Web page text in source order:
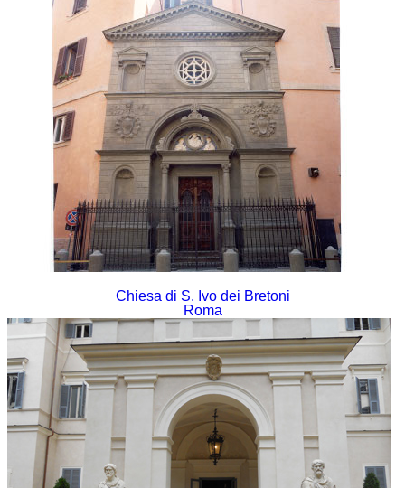
Chiesa di S. Ivo dei Bretoni
Roma